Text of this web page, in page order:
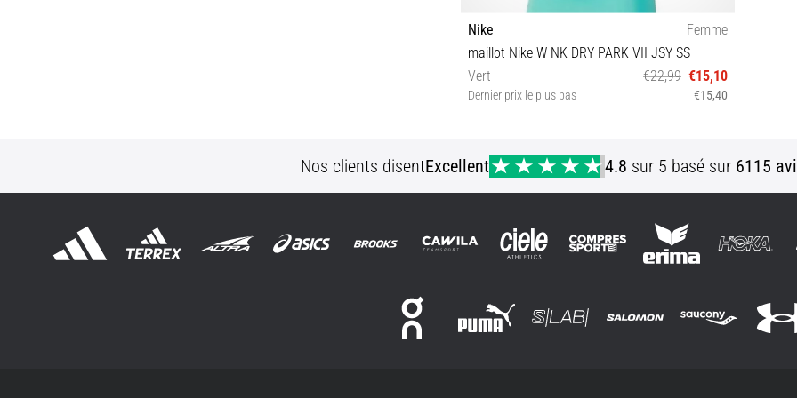
Nike
Femme
maillot Nike W NK DRY PARK VII JSY SS
Vert
€22,99 €15,10
Dernier prix le plus bas €15,40
Nos clients disentExcellent 4.8 sur 5 basé sur 6115